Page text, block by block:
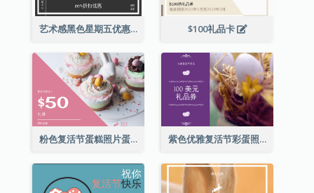
艺术感黑色星期五优惠券 $100礼品卡
粉色复活节蛋糕照片蛋糕店礼品卡 紫色优雅复活节彩蛋照片礼品卡